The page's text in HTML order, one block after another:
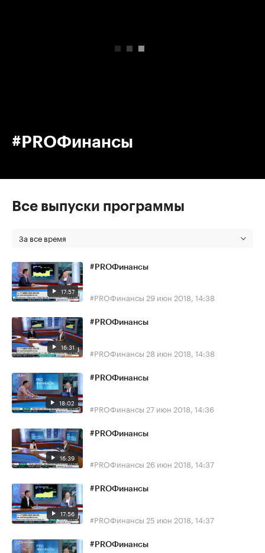
#PROФинансы
Все выпуски программы
За все время
17:57
#PROФинансы
#PROФинансы 29 июн 2018, 14:38
16:31
#PROФинансы
#PROФинансы 28 июн 2018, 14:38
18:02
#PROФинансы
#PROФинансы 27 июн 2018, 14:36
16:39
#PROФинансы
#PROФинансы 26 июн 2018, 14:37
17:56
#PROФинансы
#PROФинансы 25 июн 2018, 14:37
#PROФинансы